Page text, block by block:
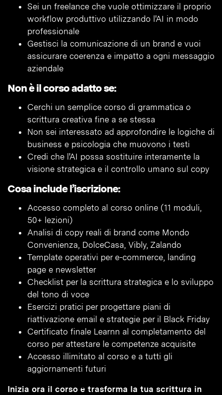
Sei un freelance che vuole ottimizzare il proprio
workflow produttivo utilizzando l'AI in modo
professionale
Gestisci la comunicazione di un brand e vuoi
assicurare coerenza e impatto a ogni messaggio
aziendale
Non è il corso adatto se:
Cerchi un semplice corso di grammatica o
scrittura creativa fine a se stessa
Non sei interessato ad approfondire le logiche di
business e psicologia che muovono i testi
Credi che l'AI possa sostituire interamente la
visione strategica e il controllo umano sul copy
Cosa include l’iscrizione:
Accesso completo al corso online (11 moduli,
50+ lezioni)
Analisi di copy reali di brand come Mondo
Convenienza, DolceCasa, Vibly, Zalando
Template operativi per e-commerce, landing
page e newsletter
Checklist per la scrittura strategica e lo sviluppo
del tono di voce
Esercizi pratici per progettare piani di
riattivazione email e strategie per il Black Friday
Certificato finale Learnn al completamento del
corso per attestare le competenze acquisite
Accesso illimitato al corso e a tutti gli
aggiornamenti futuri
Inizia ora il corso e trasforma la tua scrittura in